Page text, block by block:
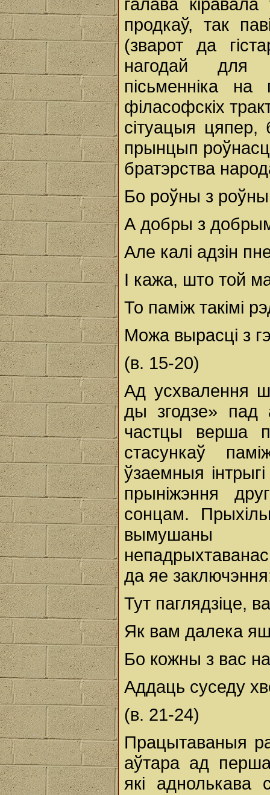
продкаў, так
(зварот да
нагодай для
пісьменніка
філасофскіх
сітуацыя
прынцып
братэрства
Бо роўны з
А добры з
Але калi адзін
I кажа, што той
То паміж такімі
Можа вырасці з
(в. 15-20)
Ад усхвалення
ды згодзе»
частцы верша
стасункаў
ўзаемныя
прыніжэння
сонцам.
вымушаны
да яе
Тут паглядзіце,
Як вам далека
Бо кожны з вас
Аддаць суседу
(в. 21-24)
Працытаваныя
аўтара ад
які